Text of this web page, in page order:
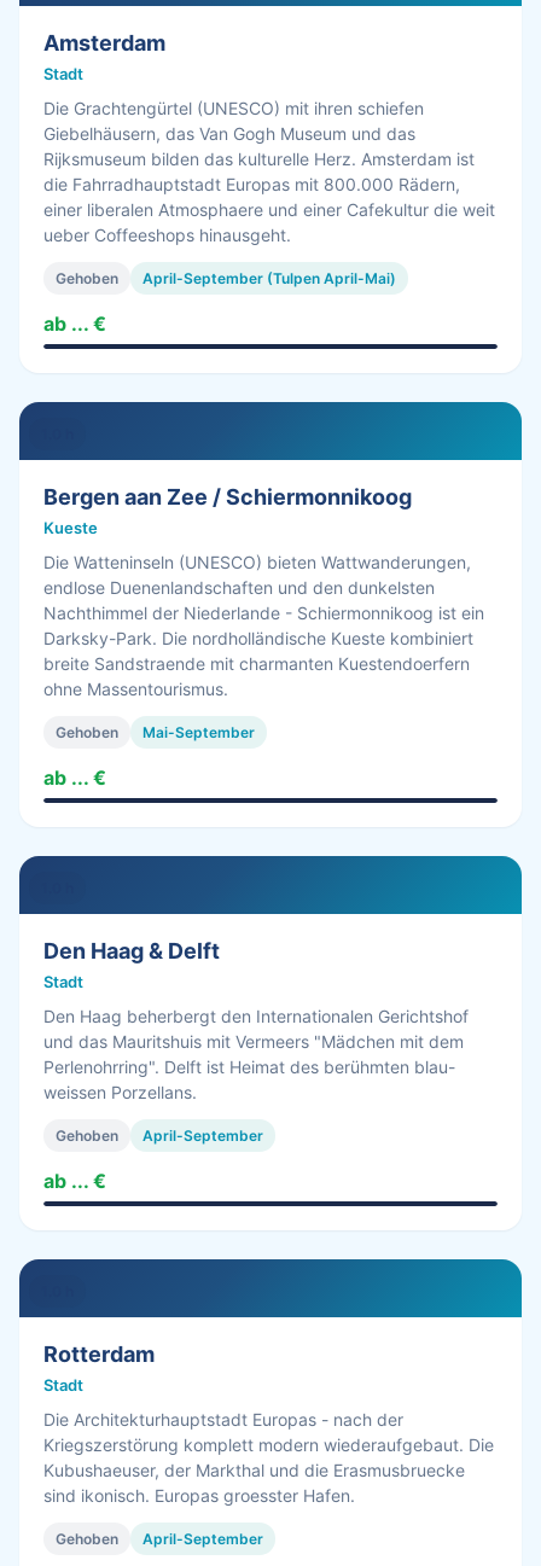
Amsterdam
Stadt
Die Grachtengürtel (UNESCO) mit ihren schiefen
Giebelhäusern, das Van Gogh Museum und das
Rijksmuseum bilden das kulturelle Herz. Amsterdam ist
die Fahrradhauptstadt Europas mit 800.000 Rädern,
einer liberalen Atmosphaere und einer Cafekultur die weit
ueber Coffeeshops hinausgeht.
Gehoben April-September (Tulpen April-Mai)
ab ... €
Bergen aan Zee / Schiermonnikoog
Kueste
Die Watteninseln (UNESCO) bieten Wattwanderungen,
endlose Duenenlandschaften und den dunkelsten
Nachthimmel der Niederlande - Schiermonnikoog ist ein
Darksky-Park. Die nordholländische Kueste kombiniert
breite Sandstraende mit charmanten Kuestendoerfern
ohne Massentourismus.
Gehoben Mai-September
ab ... €
Den Haag & Delft
Stadt
Den Haag beherbergt den Internationalen Gerichtshof
und das Mauritshuis mit Vermeers "Mädchen mit dem
Perlenohrring". Delft ist Heimat des berühmten blau-
weissen Porzellans.
Gehoben April-September
ab ... €
Rotterdam
Stadt
Die Architekturhauptstadt Europas - nach der
Kriegszerstörung komplett modern wiederaufgebaut. Die
Kubushaeuser, der Markthal und die Erasmusbruecke
sind ikonisch. Europas groesster Hafen.
Gehoben April-September